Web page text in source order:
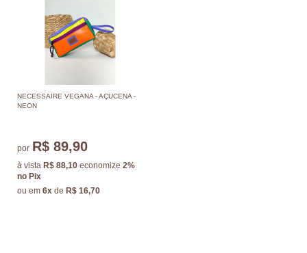
NECESSAIRE VEGANA - AÇUCENA -
NEON
por R$ 89,90
à vista R$ 88,10 economize 2%
no Pix
ou em 6x de R$ 16,70